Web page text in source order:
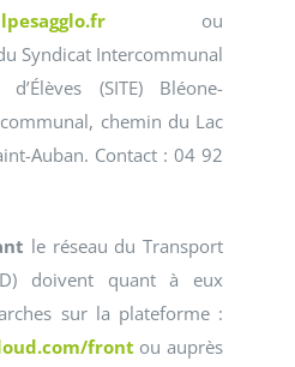
ou
Syndicat Intercommunal
(SITE) Bléone-
chemin du Lac
Auban. Contact : 04 92
le réseau du Transport
doivent quant à eux
sur la plateforme :
front ou auprès